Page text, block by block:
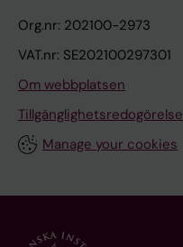
Org.nr: 202100-2973
VAT.nr: SE202100297301
Om webbplatsen
Tillgänglighetsredogörelse
Manage your cookies